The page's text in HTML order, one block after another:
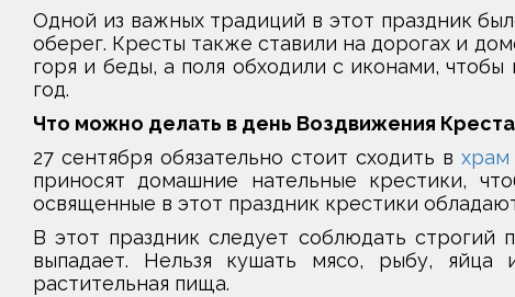
Одной из важных традиций в этот праздник
оберег. Кресты также ставили на дорогах и
горя и беды, а поля обходили с иконами,
год.
Что можно делать в день Воздвижения
27 сентября обязательно стоит сходить вхрам
приносят домашние нательные крестики,
освященные в этот праздник крестики
В этот праздник следует соблюдать строгий
выпадает. Нельзя кушать мясо, рыбу, яйца
растительная пища.